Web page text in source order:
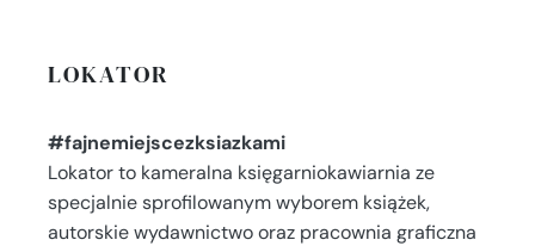
LOKATOR
#fajnemiejscezksiazkami
Lokator to kameralna księgarniokawiarnia ze
specjalnie sprofilowanym wyborem książek,
autorskie wydawnictwo oraz pracownia graficzna